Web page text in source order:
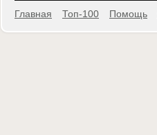
Главная Топ-100 Помощь